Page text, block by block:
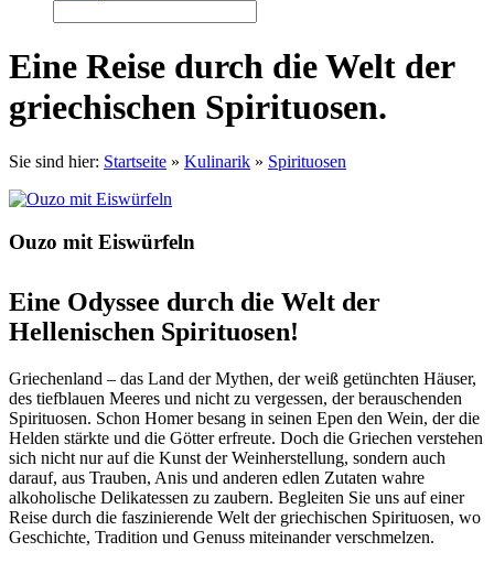
Eine Reise durch die Welt der
griechischen Spirituosen.
Sie sind hier: Startseite » Kulinarik » Spirituosen
Ouzo mit Eiswürfeln
Eine Odyssee durch die Welt der
Hellenischen Spirituosen!
Griechenland – das Land der Mythen, der weiß getünchten Häuser,
des tiefblauen Meeres und nicht zu vergessen, der berauschenden
Spirituosen. Schon Homer besang in seinen Epen den Wein, der die
Helden stärkte und die Götter erfreute. Doch die Griechen verstehen
sich nicht nur auf die Kunst der Weinherstellung, sondern auch
darauf, aus Trauben, Anis und anderen edlen Zutaten wahre
alkoholische Delikatessen zu zaubern. Begleiten Sie uns auf einer
Reise durch die faszinierende Welt der griechischen Spirituosen, wo
Geschichte, Tradition und Genuss miteinander verschmelzen.